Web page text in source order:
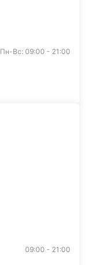
Пн-Вс: 09:00 - 21:00
09:00 - 21:00